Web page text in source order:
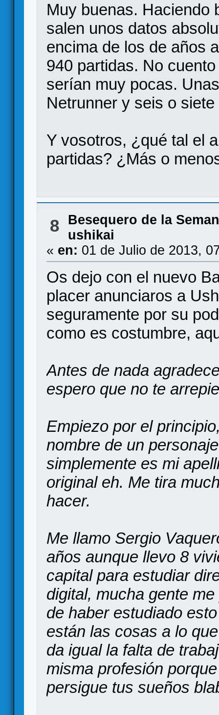
Muy buenas. Haciendo
salen unos datos
encima de los de años
940 partidas. No
serían muy pocas.
Netrunner y seis o
Y vosotros, ¿qué tal el
partidas? ¿Más o
8
Besequero de la
ushikai
« en: 01 de Julio de 2013,
Os dejo con el nuevo
placer anunciaros a
seguramente por su
como es costumbre,
Antes de nada
espero que no te
Empiezo por el
nombre de un
simplemente es mi
original eh. Me tira
hacer.
Me llamo Sergio
años aunque llevo 8
capital para estudiar
digital, mucha gente
de haber estudiado
están las cosas a lo
da igual la falta de
misma profesión
persigue tus sueños